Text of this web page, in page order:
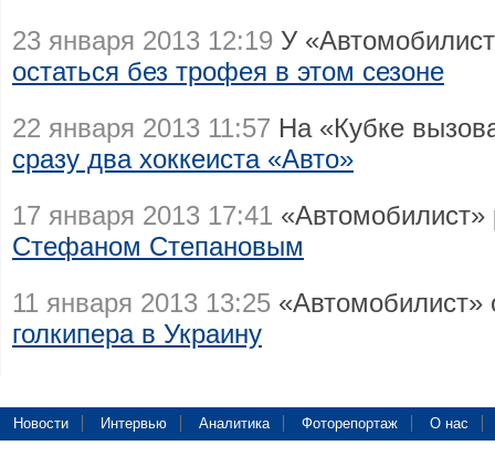
23 января 2013 12:19 У
остаться без трофея в этом сезоне
22 января 2013 11:57 На «Кубке
сразу два хоккеиста «Авто»
17 января 2013 17:41 «Автомобилист»
Стефаном Степановым
11 января 2013 13:25 «Автомобилист»
голкипера в Украину
Новости Интервью Аналитика Фоторепортаж О нас